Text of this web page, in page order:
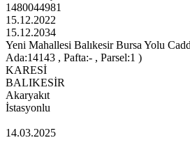
1480044981
15.12.2022
15.12.2034
Yeni Mahallesi Balıkesir Bursa Yolu
Ada:14143 , Pafta:- , Parsel:1 )
KARESİ
BALIKESİR
Akaryakıt
İstasyonlu
14.03.2025